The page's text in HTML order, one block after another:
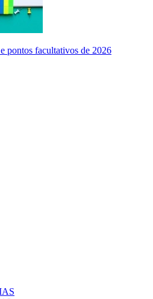
pontos facultativos de 2026